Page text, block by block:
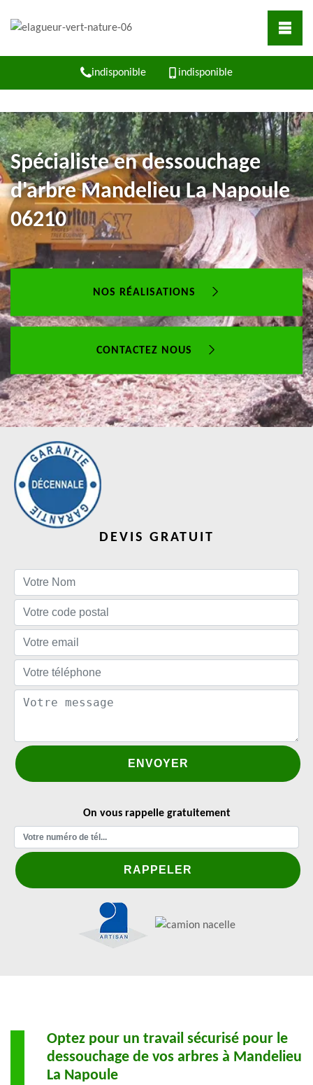
indisponible indisponible
Spécialiste en dessouchage
d'arbre Mandelieu La Napoule
06210
NOS RÉALISATIONS
CONTACTEZ NOUS
DEVIS GRATUIT
On vous rappelle gratuitement
Optez pour un travail sécurisé pour le
dessouchage de vos arbres à Mandelieu
La Napoule